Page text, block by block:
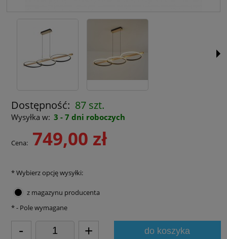
Dostępność: 87 szt.
Wysyłka w: 3 - 7 dni roboczych
Cena: 749,00 zł
*Wybierz opcję wysyłki:
z magazynu producenta
- + do koszyka
*- Pole wymagane